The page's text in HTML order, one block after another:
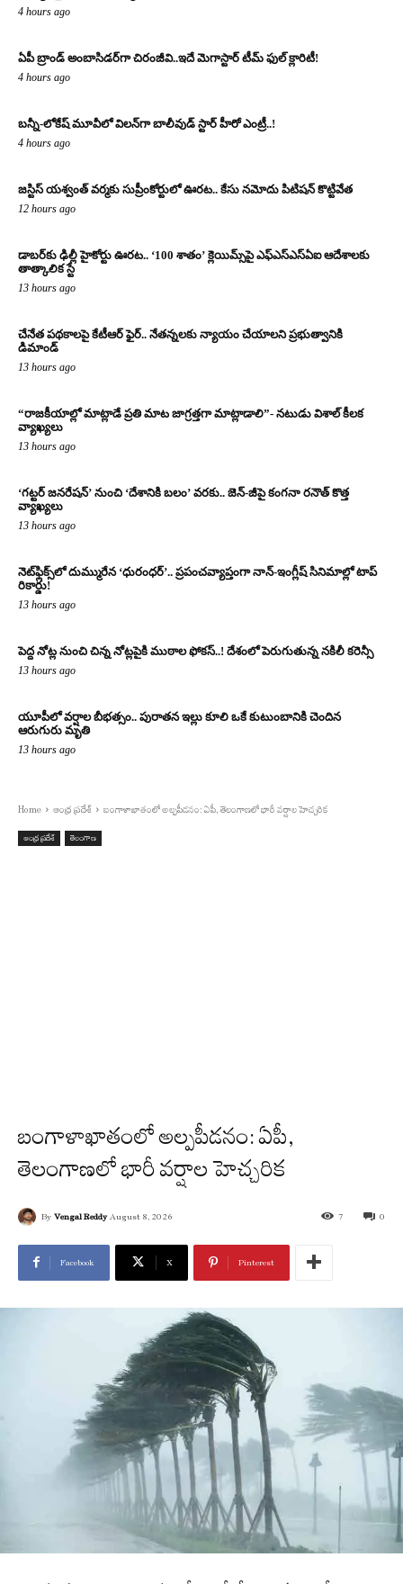
4 hours ago
ఏపీ బ్రాండ్ అంబాసిడర్‌గా చిరంజీవి..ఇదే మెగాస్టార్ టీమ్ ఫుల్ క్లారిటీ!
4 hours ago
బన్నీ-లోకేష్ మూవీలో విలన్‌గా బాలీవుడ్ స్టార్ హీరో ఎంట్రీ..!
4 hours ago
జస్టిస్ యశ్వంత్ వర్మకు సుప్రీంకోర్టులో ఊరట.. కేసు నమోదు పిటిషన్ కొట్టివేత
12 hours ago
డాబర్‌కు ఢిల్లీ హైకోర్టు ఊరట.. ‘100 శాతం’ క్లెయిమ్స్‌పై ఎఫ్‌ఎస్‌ఎస్‌ఏఐ ఆదేశాలకు
తాత్కాలిక స్టే
13 hours ago
చేనేత పథకాలపై కేటీఆర్ ఫైర్.. నేతన్నలకు న్యాయం చేయాలని ప్రభుత్వానికి
డిమాండ్
13 hours ago
“రాజకీయాల్లో మాట్లాడే ప్రతి మాట జాగ్రత్తగా మాట్లాడాలి”- నటుడు విశాల్ కీలక
వ్యాఖ్యలు
13 hours ago
‘గట్టర్ జనరేషన్’ నుంచి ‘దేశానికి బలం’ వరకు.. జెన్-జీపై కంగనా రనౌత్ కొత్త
వ్యాఖ్యలు
13 hours ago
నెట్‌ఫ్లిక్స్‌లో దుమ్మురేన ‘ధురంధర్’.. ప్రపంచవ్యాప్తంగా నాన్-ఇంగ్లీష్ సినిమాల్లో టాప్
రికార్డు!
13 hours ago
పెద్ద నోట్ల నుంచి చిన్న నోట్లపైకి ముఠాల ఫోకస్..! దేశంలో పెరుగుతున్న నకిలీ కరెన్సీ
13 hours ago
యూపీలో వర్షాల బీభత్సం.. పురాతన ఇల్లు కూలి ఒకే కుటుంబానికి చెందిన
ఆరుగురు మృతి
13 hours ago